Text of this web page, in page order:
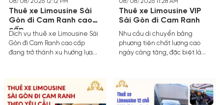
08/08/2026 12:12 PM
Thuê xe Limousine Sài
Gòn đi Cam Ranh cao
cấp
Dịch vụ thuê xe Limousine Sài
Gòn đi Cam Ranh cao cấp
đang trở thành xu hướng lựa
sang trọng, ghế massage êm
ái cùng sự riêng tư tuyệt đối,
08/08/2026 11:28 AM
Thuê xe Limousine VIP
Sài Gòn đi Cam Ranh
Nhu cầu di chuyển bằng
phương tiện chất lượng cao
ngày càng tăng, đặc biệt là
Dịch vụ Thuê xe Limousine VIP
Sài Gòn đi Cam Ranh đang trở
thành lựa chọn hàng đầu nhờ